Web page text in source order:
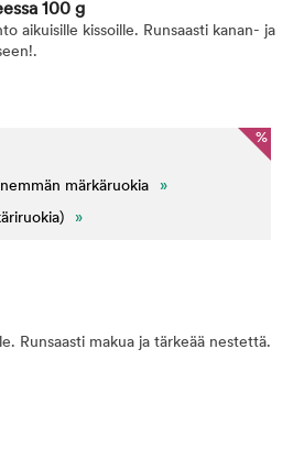
100 g
aikuisille kissoille. Runsaasti kanan- ja
%
märkäruokia
»
»
Runsaasti makua ja tärkeää nestettä.